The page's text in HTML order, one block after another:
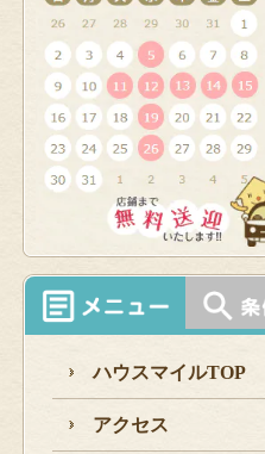
ハウスマイルTOP
アクセス